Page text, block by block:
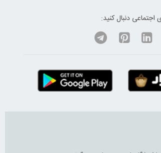
دنبال کنید: